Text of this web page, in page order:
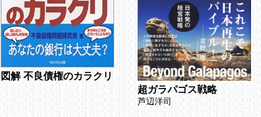
図解 不良債権のカラクリ
超ガラパゴス戦略
芦辺洋司